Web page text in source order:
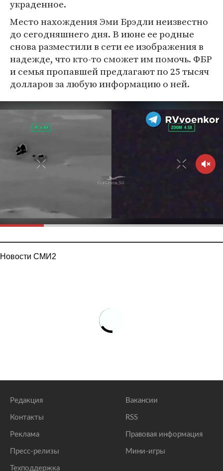
украденное.
Место нахождения Эми Брэдли неизвестно
до сегодняшнего дня. В июне ее родные
снова разместили в сети ее изображения в
надежде, что кто-то сможет им помочь. ФБР
и семья пропавшей предлагают по 25 тысяч
долларов за любую информацию о ней.
Новости СМИ2
Редакция
Контакты
Реклама
Пресс-релизы
Техподдержка
Вакансии
RSS
Правовая информация
Мини-игры